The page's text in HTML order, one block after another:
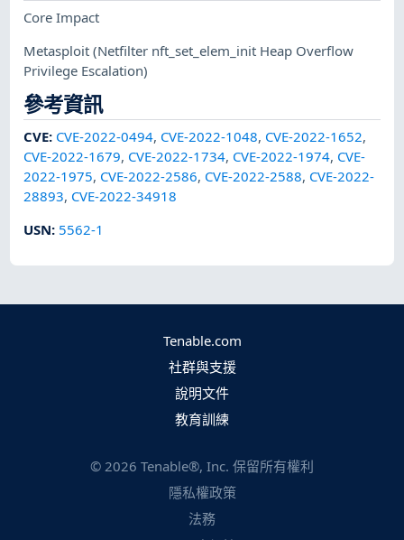
Core Impact
Metasploit(Netfilter nft_set_elem_init Heap Overflow
Privilege Escalation)
參考資訊
CVE: CVE-2022-0494, CVE-2022-1048, CVE-2022-1652,
CVE-2022-1679, CVE-2022-1734, CVE-2022-1974, CVE-
2022-1975, CVE-2022-2586, CVE-2022-2588, CVE-2022-
28893, CVE-2022-34918
USN: 5562-1
Tenable.com
社群與支援
說明文件
教育訓練
© 2026 Tenable®, Inc. 保留所有權利
隱私權政策
法務